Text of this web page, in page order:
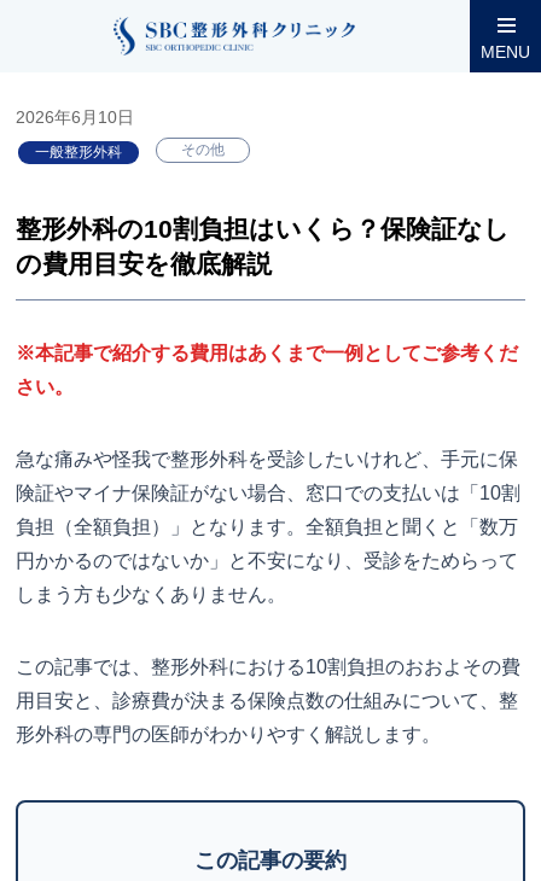
MENU
整形外科コラム 一般整形外科 整形外科の10割負担はいくら
2026年6月10日
一般整形外科 その他
整形外科の10割負担はいくら？保険証なし
の費用目安を徹底解説
※本記事で紹介する費用はあくまで一例としてご参考くだ
さい。
急な痛みや怪我で整形外科を受診したいけれど、手元に保
険証やマイナ保険証がない場合、窓口での支払いは「10割
負担（全額負担）」となります。全額負担と聞くと「数万
円かかるのではないか」と不安になり、受診をためらって
しまう方も少なくありません。
この記事では、整形外科における10割負担のおおよその費
用目安と、診療費が決まる保険点数の仕組みについて、整
形外科の専門の医師がわかりやすく解説します。
この記事の要約